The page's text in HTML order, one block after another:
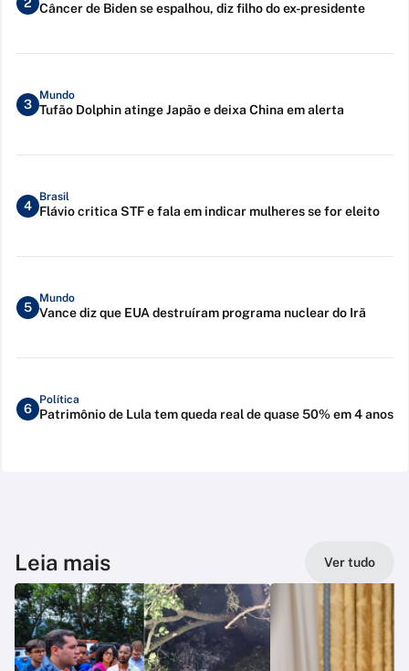
2 Câncer de Biden se espalhou, diz filho do ex-presidente
3
Mundo
Tufão Dolphin atinge Japão e deixa China em alerta
4
Brasil
Flávio critica STF e fala em indicar mulheres se for eleito
5
Mundo
Vance diz que EUA destruíram programa nuclear do Irã
6
Política
Patrimônio de Lula tem queda real de quase 50% em 4 anos
Leia mais Ver tudo